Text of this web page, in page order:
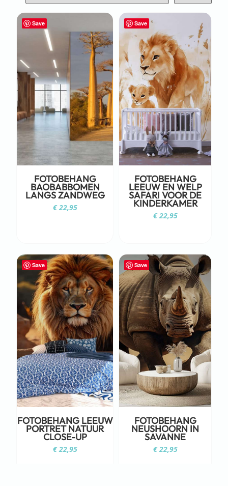
Save
FOTOBEHANG
BAOBABBOMEN
LANGS ZANDWEG
€22,95
Save
FOTOBEHANG
LEEUW EN WELP
SAFARI VOOR DE
KINDERKAMER
€22,95
Save
FOTOBEHANG LEEUW
PORTRET NATUUR
CLOSE-UP
€22,95
Save
FOTOBEHANG
NEUSHOORN IN
SAVANNE
€22,95